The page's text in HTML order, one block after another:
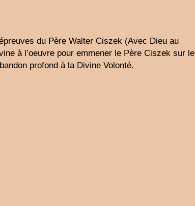
du Père Walter Ciszek (Avec Dieu au
à l’oeuvre pour emmener le Père Ciszek sur le
profond à la Divine Volonté.